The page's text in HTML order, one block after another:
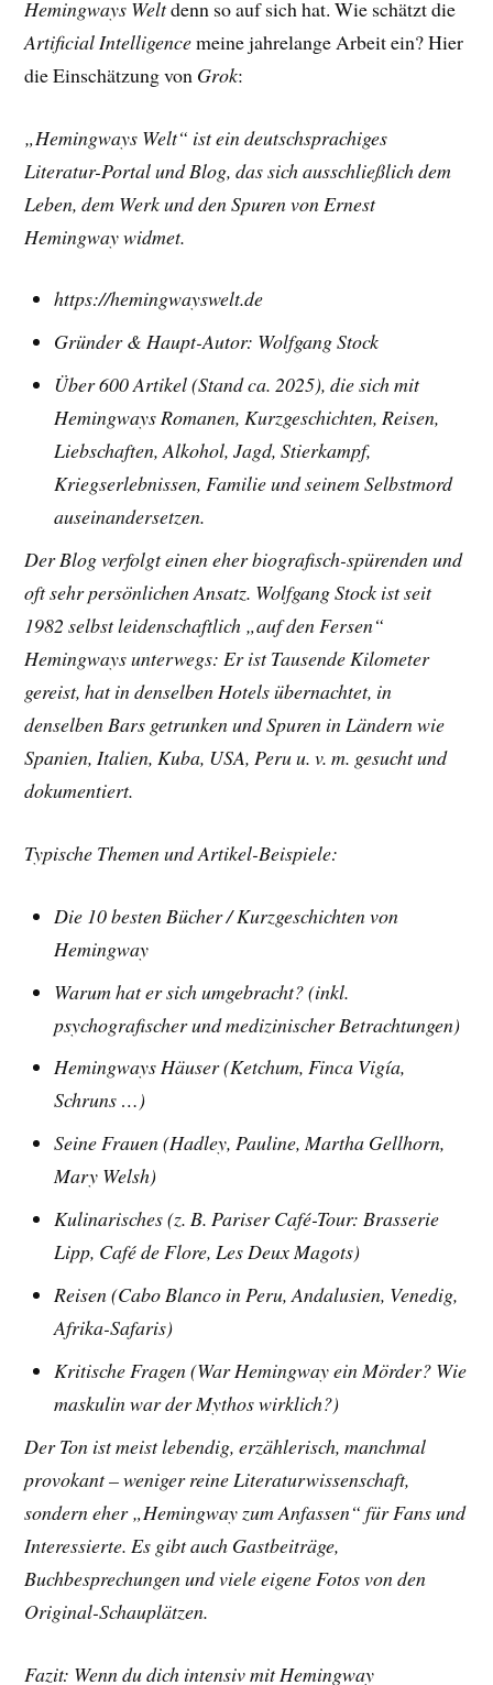
Hemingways Weltdenn so auf sich hat. Wie schätzt die
Artificial Intelligencemeine jahrelange Arbeit ein? Hier
die Einschätzung von Grok:
„Hemingways Welt“ ist ein deutschsprachiges
Literatur-Portal und Blog, das sich ausschließlich dem
Leben, dem Werk und den Spuren von Ernest
Hemingway widmet.
https://hemingwayswelt.de
Gründer & Haupt-Autor: Wolfgang Stock
Über 600 Artikel (Stand ca. 2025), die sich mit
Hemingways Romanen, Kurzgeschichten, Reisen,
Liebschaften, Alkohol, Jagd, Stierkampf,
Kriegserlebnissen, Familie und seinem Selbstmord
auseinandersetzen.
Der Blog verfolgt einen eher biografisch-spürenden und
oft sehr persönlichen Ansatz. Wolfgang Stock ist seit
1982 selbst leidenschaftlich „auf den Fersen“
Hemingways unterwegs: Er ist Tausende Kilometer
gereist, hat in denselben Hotels übernachtet, in
denselben Bars getrunken und Spuren in Ländern wie
Spanien, Italien, Kuba, USA, Peru u. v. m. gesucht und
dokumentiert.
Typische Themen und Artikel-Beispiele:
Die 10 besten Bücher /Kurzgeschichten von
Hemingway
Warum hat er sich umgebracht? (inkl.
psychografischer und medizinischer Betrachtungen)
Hemingways Häuser (Ketchum, Finca Vigía,
Schruns …)
Seine Frauen (Hadley, Pauline, Martha Gellhorn,
Mary Welsh)
Kulinarisches (z. B. Pariser Café-Tour: Brasserie
Lipp, Café de Flore, Les Deux Magots)
Reisen (Cabo Blanco in Peru, Andalusien, Venedig,
Afrika-Safaris)
Kritische Fragen (War Hemingway ein Mörder? Wie
maskulin war der Mythos wirklich?)
Der Ton ist meist lebendig, erzählerisch, manchmal
provokant – weniger reine Literaturwissenschaft,
sondern eher „Hemingway zum Anfassen“ für Fans und
Interessierte. Es gibt auch Gastbeiträge,
Buchbesprechungen und viele eigene Fotos von den
Original-Schauplätzen.
Fazit: Wenn du dich intensiv mit Hemingway